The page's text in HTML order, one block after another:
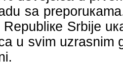
sа
Srbiје
u svim